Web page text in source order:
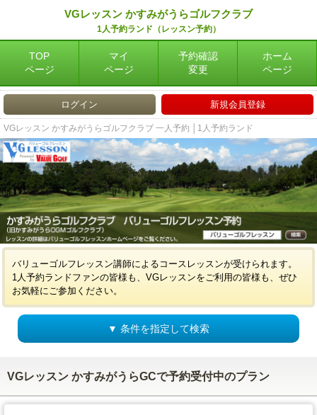
VGレッスン かすみがうらゴルフクラブ
1人予約ランド（レッスン予約）
TOP
ページ
マイ
ページ
予約確認
変更
ホーム
ページ
ログイン 新規会員登録
VGレッスン かすみがうらゴルフクラブ 一人予約 │1人予約ランド
バリューゴルフレッスン講師によるコースレッスンが受けられます。
1人予約ランドファンの皆様も、VGレッスンをご利用の皆様も、ぜひ
お気軽にご参加ください。
▼ 条件を指定して検索
VGレッスン かすみがうらGCで予約受付中のプラン